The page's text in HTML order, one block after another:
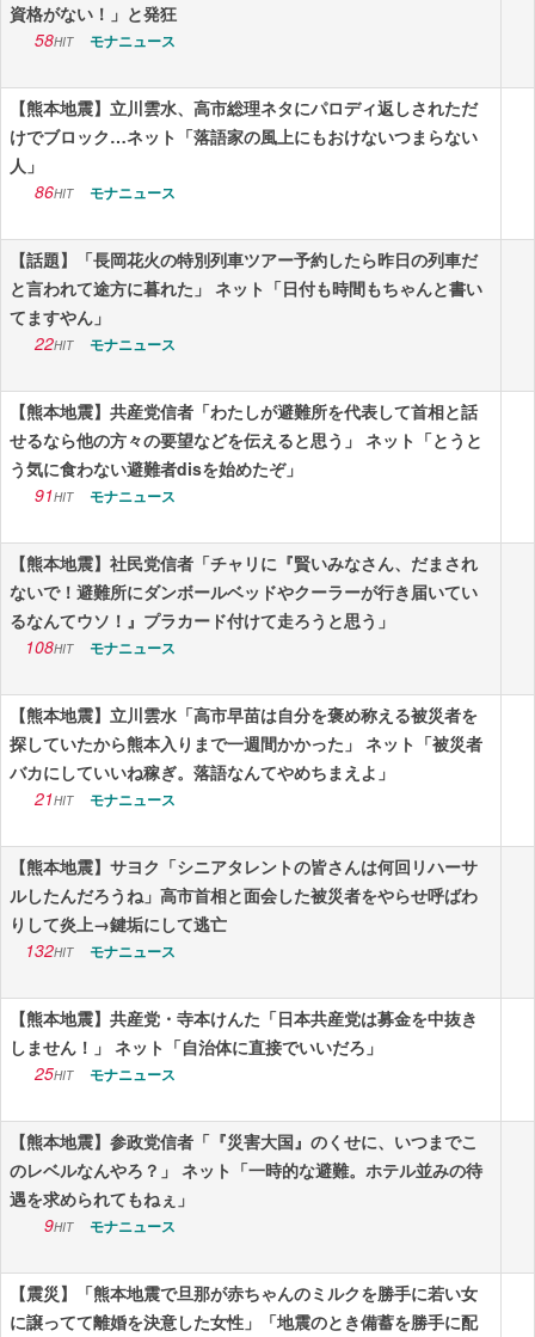
資格がない！」と発狂
58HIT モナニュース
【熊本地震】立川雲水、高市総理ネタにパロディ返しされただ
けでブロック…ネット「落語家の風上にもおけないつまらない
人」
86HIT モナニュース
【話題】「長岡花火の特別列車ツアー予約したら昨日の列車だ
と言われて途方に暮れた」 ネット「日付も時間もちゃんと書い
てますやん」
22HIT モナニュース
【熊本地震】共産党信者「わたしが避難所を代表して首相と話
せるなら他の方々の要望などを伝えると思う」 ネット「とうと
う気に食わない避難者disを始めたぞ」
91HIT モナニュース
【熊本地震】社民党信者「チャリに『賢いみなさん、だまされ
ないで！避難所にダンボールベッドやクーラーが行き届いてい
るなんてウソ！』プラカード付けて走ろうと思う」
108HIT モナニュース
【熊本地震】立川雲水「高市早苗は自分を褒め称える被災者を
探していたから熊本入りまで一週間かかった」 ネット「被災者
バカにしていいね稼ぎ。落語なんてやめちまえよ」
21HIT モナニュース
【熊本地震】サヨク「シニアタレントの皆さんは何回リハーサ
ルしたんだろうね」高市首相と面会した被災者をやらせ呼ばわ
りして炎上→鍵垢にして逃亡
132HIT モナニュース
【熊本地震】共産党・寺本けんた「日本共産党は募金を中抜き
しません！」 ネット「自治体に直接でいいだろ」
25HIT モナニュース
【熊本地震】参政党信者「『災害大国』のくせに、いつまでこ
のレベルなんやろ？」 ネット「一時的な避難。ホテル並みの待
遇を求められてもねぇ」
9HIT モナニュース
【震災】「熊本地震で旦那が赤ちゃんのミルクを勝手に若い女
に譲ってて離婚を決意した女性」「地震のとき備蓄を勝手に配